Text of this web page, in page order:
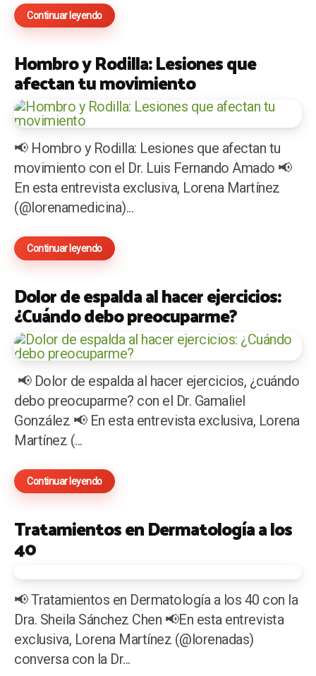
Continuar leyendo
Hombro y Rodilla: Lesiones que
afectan tu movimiento
📢 Hombro y Rodilla: Lesiones que afectan tu
movimiento con el Dr. Luis Fernando Amado 📢
En esta entrevista exclusiva, Lorena Martínez
(@lorenamedicina)...
Continuar leyendo
Dolor de espalda al hacer ejercicios:
¿Cuándo debo preocuparme?
📢 Dolor de espalda al hacer ejercicios, ¿cuándo
debo preocuparme? con el Dr. Gamaliel
González 📢 En esta entrevista exclusiva, Lorena
Martínez (...
Continuar leyendo
Tratamientos en Dermatología a los
40
📢 Tratamientos en Dermatología a los 40 con la
Dra. Sheila Sánchez Chen 📢En esta entrevista
exclusiva, Lorena Martínez (@lorenadas)
conversa con la Dr...